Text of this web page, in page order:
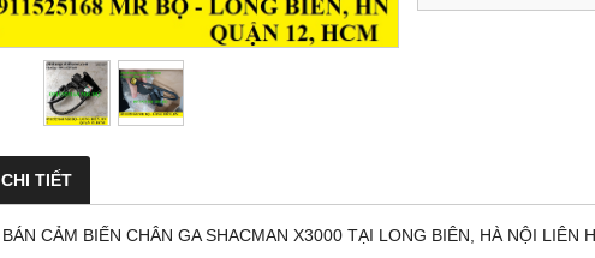
CHI TIẾT
BÁN CẢM BIẾN CHÂN GA SHACMAN X3000 TẠI LONG BIÊN, HÀ NỘI LIÊN